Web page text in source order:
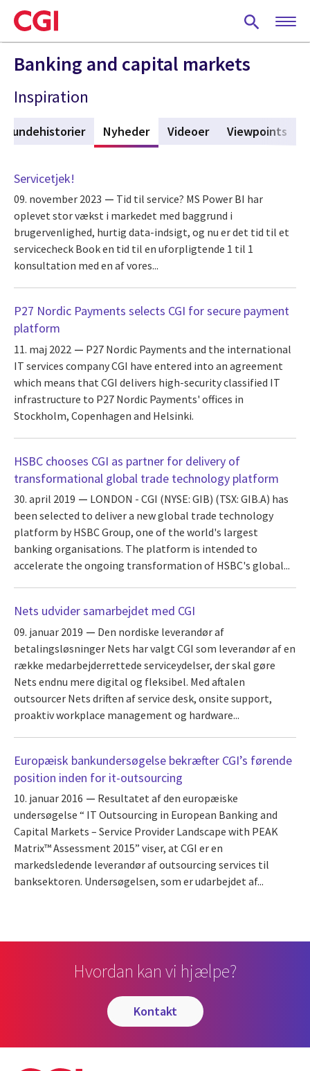
Skip
to
main
content
Banking and capital markets
Inspiration
Kundehistorier Nyheder(active tab)
Videoer Viewpoints
Servicetjek!
09. november 2023
Tid til service? MS Power BI har
oplevet stor vækst i markedet med baggrund i
brugervenlighed, hurtig data-indsigt, og nu er det tid til et
servicecheck Book en tid til en uforpligtende 1 til 1
konsultation med en af vores...
P27 Nordic Payments selects CGI for secure payment
platform
11. maj 2022
P27 Nordic Payments and the international
IT services company CGI have entered into an agreement
which means that CGI delivers high-security classified IT
infrastructure to P27 Nordic Payments' offices in
Stockholm, Copenhagen and Helsinki.
HSBC chooses CGI as partner for delivery of
transformational global trade technology platform
30. april 2019
LONDON - CGI (NYSE: GIB) (TSX: GIB.A) has
been selected to deliver a new global trade technology
platform by HSBC Group, one of the world's largest
banking organisations. The platform is intended to
accelerate the ongoing transformation of HSBC's global...
Nets udvider samarbejdet med CGI
09. januar 2019
Den nordiske leverandør af
betalingsløsninger Nets har valgt CGI som leverandør af en
række medarbejderrettede serviceydelser, der skal gøre
Nets endnu mere digital og fleksibel. Med aftalen
outsourcer Nets driften af service desk, onsite support,
proaktiv workplace management og hardware...
Europæisk bankundersøgelse bekræfter CGI’s førende
position inden for it-outsourcing
10. januar 2016
Resultatet af den europæiske
undersøgelse “ IT Outsourcing in European Banking and
Capital Markets – Service Provider Landscape with PEAK
Matrix™ Assessment 2015” viser, at CGI er en
markedsledende leverandør af outsourcing services til
banksektoren. Undersøgelsen, som er udarbejdet af...
Hvordan kan vi hjælpe?
kontakt